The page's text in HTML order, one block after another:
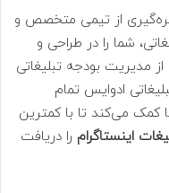
از تیمی متخصص و
شما را در طراحی و
مدیریت بودجه تبلیغاتی
ادوایس تمام
می‌کند تا با کمترین
اینستاگرام را دریافت